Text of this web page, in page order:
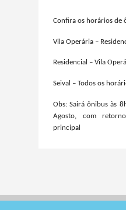
Confira os horários de
Vila Operária –
Residencial – Vila
Seival – Todos os
Obs: Sairá ônibus às
Agosto, com
principal